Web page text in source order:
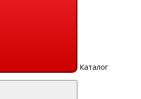
Каталог